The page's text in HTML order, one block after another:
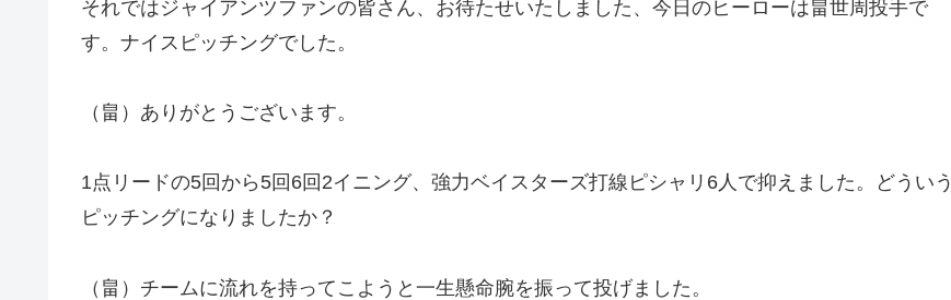
それではジャイアンツファンの皆さん、お待たせいたしました、今日のヒーローは畠世周投手で
す。ナイスピッチングでした。
（畠）ありがとうございます。
1点リードの5回から5回6回2イニング、強力ベイスターズ打線ピシャリ6人で抑えました。どういう
ピッチングになりましたか？
（畠）チームに流れを持ってこようと一生懸命腕を振って投げました。